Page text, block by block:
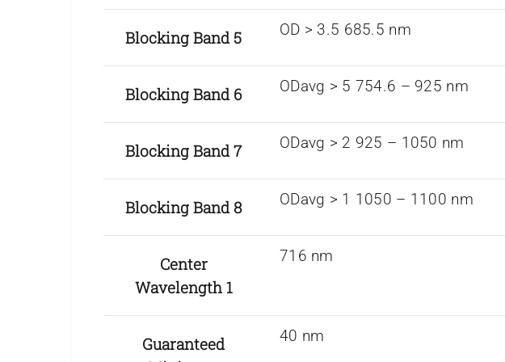
Blocking Band 5 OD > 3.5 685.5 nm
Blocking Band 6 ODavg > 5 754.6 – 925 nm
Blocking Band 7 ODavg > 2 925 – 1050 nm
Blocking Band 8 ODavg > 1 1050 – 1100 nm
Center
Wavelength 1
716 nm
Guaranteed
40 nm